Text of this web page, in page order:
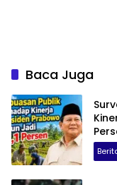
Baca Juga